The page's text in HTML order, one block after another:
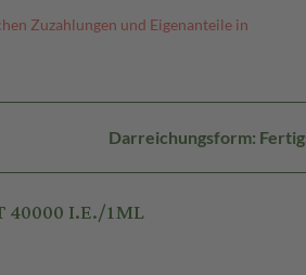
Zuzahlungen und Eigenanteile in
Darreichungsform:
I.E./1ML